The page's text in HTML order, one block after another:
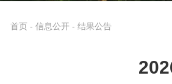
首页 - 信息公开 - 结果公告